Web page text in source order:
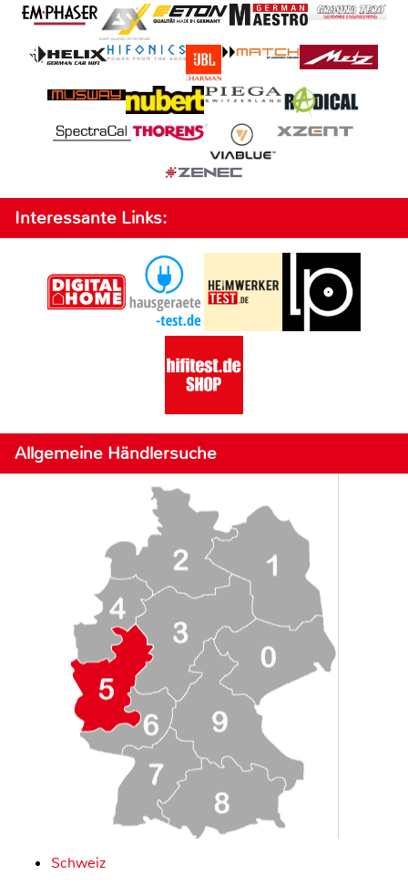
Interessante Links:
Allgemeine Händlersuche
Schweiz